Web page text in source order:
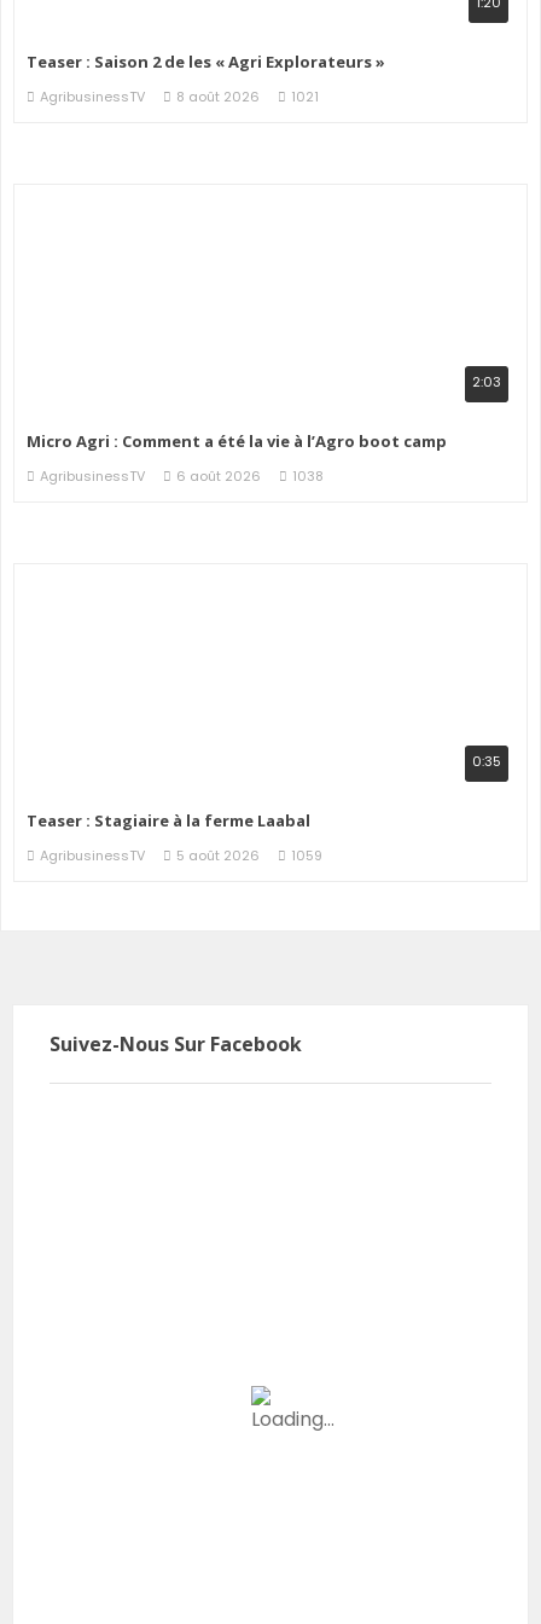
Teaser : Saison 2 de les « Agri Explorateurs »
AgribusinessTV 8 août 2026 1021
2:03
Micro Agri : Comment a été la vie à l’Agro boot camp
AgribusinessTV 6 août 2026 1038
0:35
Teaser : Stagiaire à la ferme Laabal
AgribusinessTV 5 août 2026 1059
Suivez-Nous Sur Facebook